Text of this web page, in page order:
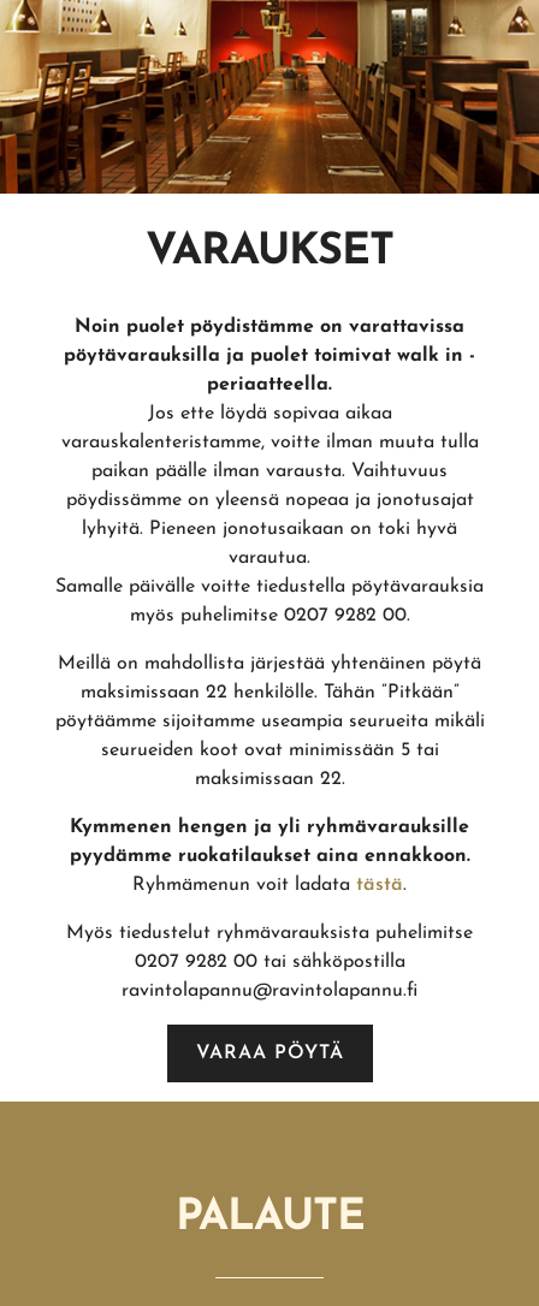
VARAUKSET
Noin puolet pöydistämme on varattavissa
pöytävarauksilla ja puolet toimivat walk in -
periaatteella.
Jos ette löydä sopivaa aikaa
varauskalenteristamme, voitte ilman muuta tulla
paikan päälle ilman varausta. Vaihtuvuus
pöydissämme on yleensä nopeaa ja jonotusajat
lyhyitä. Pieneen jonotusaikaan on toki hyvä
varautua.
Samalle päivälle voitte tiedustella pöytävarauksia
myös puhelimitse 0207 9282 00.
Meillä on mahdollista järjestää yhtenäinen pöytä
maksimissaan 22 henkilölle. Tähän ”Pitkään”
pöytäämme sijoitamme useampia seurueita mikäli
seurueiden koot ovat minimissään 5 tai
maksimissaan 22.
Kymmenen hengen ja yli ryhmävarauksille
pyydämme ruokatilaukset aina ennakkoon.
Ryhmämenun voit ladata tästä.
Myös tiedustelut ryhmävarauksista puhelimitse
0207 9282 00 tai sähköpostilla
ravintolapannu@ravintolapannu.fi
VARAA PÖYTÄ
PALAUTE